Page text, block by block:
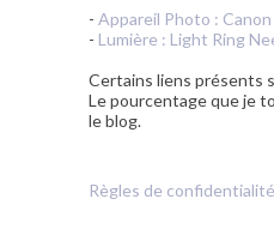
- Appareil Photo :
- Lumière : Light Ring
Certains liens présents
Le pourcentage que je
le blog.
Règles de confidentialité